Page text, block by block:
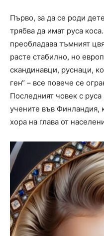
Първо, за да се роди
трябва да имат руса
преобладава тъмният
расте стабилно, но
скандинавци, руснаци,
ген“ – все повече се
Последният човек с
учените във Финландия,
хора на глава от